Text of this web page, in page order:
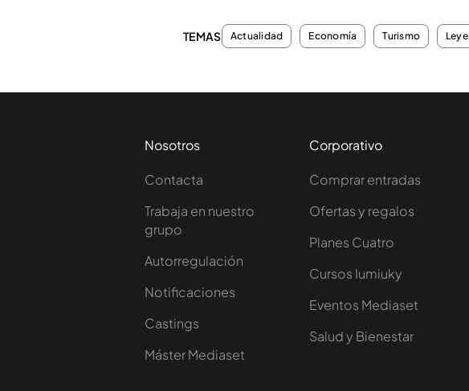
TEMAS Actualidad Economía Turismo
Nosotros
Contacta
Trabaja en nuestro
grupo
Autorregulación
Notificaciones
Castings
Máster Mediaset
Corporativo
Comprar entradas
Ofertas y regalos
Planes Cuatro
Cursos Iumiuky
Eventos Mediaset
Salud y Bienestar